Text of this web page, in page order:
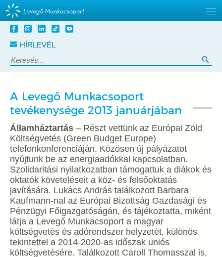
Tovább
tartalomra
HÍRLEVÉL
Keresés:
A Levegő Munkacsoport
tevékenysége 2013 januárjában
Államháztartás – Részt vettünk az Európai Zöld
Költségvetés (Green Budget Europe)
telefonkonferenciáján. Közösen új pályázatot
nyújtunk be az energiaadókkal kapcsolatban.
Szolidaritási nyilatkozatban támogattuk a diákok és
oktatók követeléseit a köz- és felsőoktatás
javítására. Lukács András találkozott Barbara
Kaufmann-nal az Európai Bizottság Gazdasági és
Pénzügyi Főigazgatóságán, és tájékoztatta, miként
látja a Levegő Munkacsoport a magyar
költségvetés és adórendszer helyzetét, különös
tekintettel a 2014-2020-as időszak uniós
költségvetésére. Találkozott Caroll Thomasszal is,